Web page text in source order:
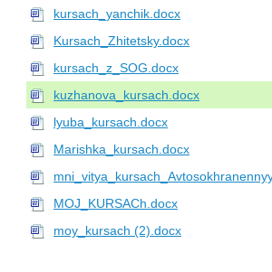
kursach_yanchik.docx
Kursach_Zhitetsky.docx
kursach_z_SOG.docx
kuzhanova_kursach.docx
lyuba_kursach.docx
Marishka_kursach.docx
MOJ_KURSACh.docx
moy_kursach (2).docx